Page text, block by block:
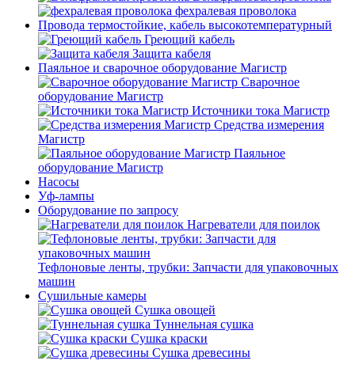
фехралевая проволока
Провода термостойкие, кабель высокотемпературный
Греющий кабель
Защита кабеля
Паяльное и сварочное оборудование Магистр
Сварочное
оборудование Магистр
Источники тока Магистр
Средства измерения
Магистр
Паяльное
оборудование Магистр
Насосы
Уф-лампы
Оборудование по запросу
Нагреватели для поилок
Тефлоновые ленты, трубки: Запчасти для упаковочных
машин
Сушильные камеры
Сушка овощей
Туннельная сушка
Сушка краски
Сушка древесины